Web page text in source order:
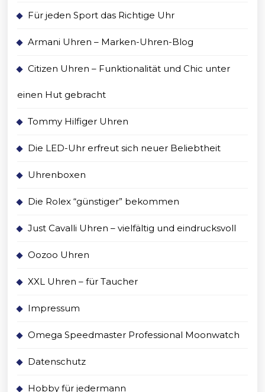
Für jeden Sport das Richtige Uhr
Armani Uhren – Marken-Uhren-Blog
Citizen Uhren – Funktionalität und Chic unter
einen Hut gebracht
Tommy Hilfiger Uhren
Die LED-Uhr erfreut sich neuer Beliebtheit
Uhrenboxen
Die Rolex “günstiger” bekommen
Just Cavalli Uhren – vielfältig und eindrucksvoll
Oozoo Uhren
XXL Uhren – für Taucher
Impressum
Omega Speedmaster Professional Moonwatch
Datenschutz
Hobby für jedermann